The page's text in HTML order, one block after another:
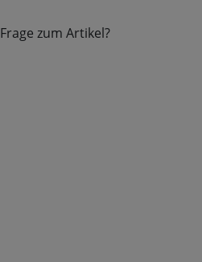
Frage zum Artikel?